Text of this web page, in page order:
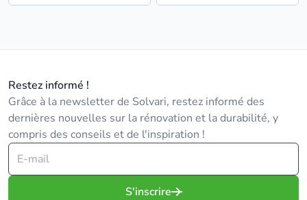
Restez informé !
Grâce à la newsletter de Solvari, restez informé des
dernières nouvelles sur la rénovation et la durabilité, y
compris des conseils et de l'inspiration !
S'inscrire